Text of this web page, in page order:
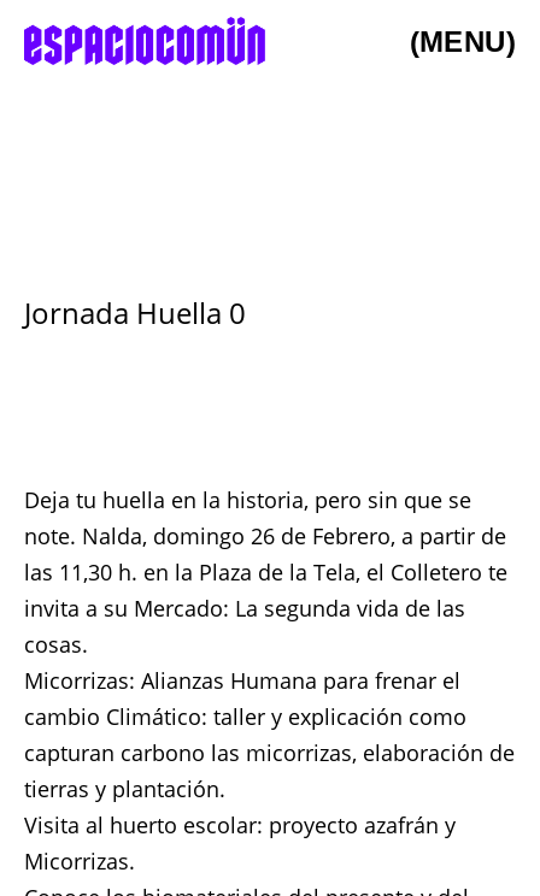
(MENU)
Jornada Huella 0
Deja tu huella en la historia, pero sin que se
note. Nalda, domingo 26 de Febrero, a partir de
las 11,30 h. en la Plaza de la Tela, el Colletero te
invita a su Mercado: La segunda vida de las
cosas.
Micorrizas: Alianzas Humana para frenar el
cambio Climático: taller y explicación como
capturan carbono las micorrizas, elaboración de
tierras y plantación.
Visita al huerto escolar: proyecto azafrán y
Micorrizas.